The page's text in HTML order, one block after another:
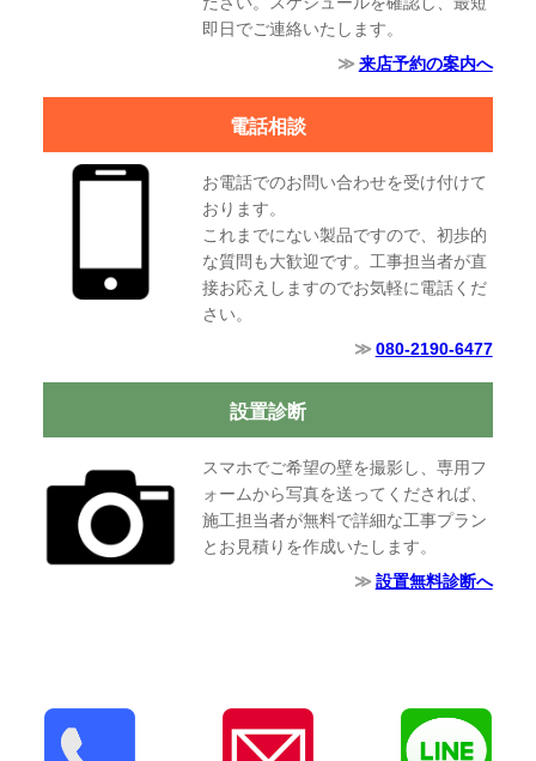
即日でご連絡いたします。
来店予約の案内へ
電話相談
お電話でのお問い合わせを受け付けて
おります。
これまでにない製品ですので、初歩的
な質問も大歓迎です。工事担当者が直
接お応えしますのでお気軽に電話くだ
さい。
080-2190-6477
設置診断
スマホでご希望の壁を撮影し、専用フ
ォームから写真を送ってくだされば、
施工担当者が無料で詳細な工事プラン
とお見積りを作成いたします。
設置無料診断へ